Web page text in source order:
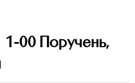
1-00 Поручень,